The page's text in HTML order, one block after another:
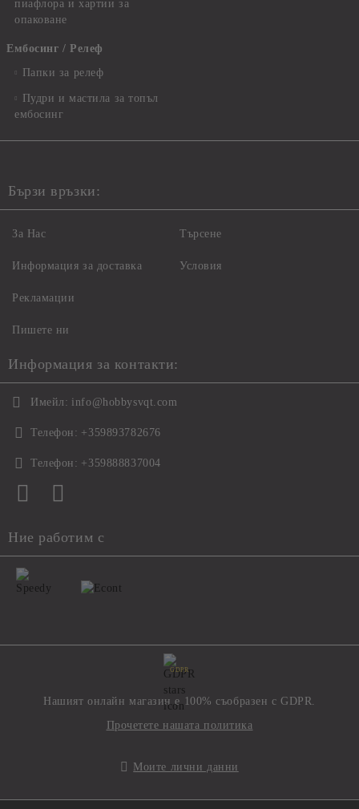
пиафлора и хартии за
опаковане
Ембосинг / Релеф
Папки за релеф
Пудри и мастила за топъл
ембосинг
Бързи връзки:
За Нас
Информация за доставка
Рекламации
Пишете ни
Търсене
Условия
Информация за контакти:
Имейл: info@hobbysvqt.com
Телефон: +359893782676
Телефон: +359888837004
Ние работим с
GDPR
Нашият онлайн магазин е 100% съобразен с GDPR.
Прочетете нашата политика
Моите лични данни